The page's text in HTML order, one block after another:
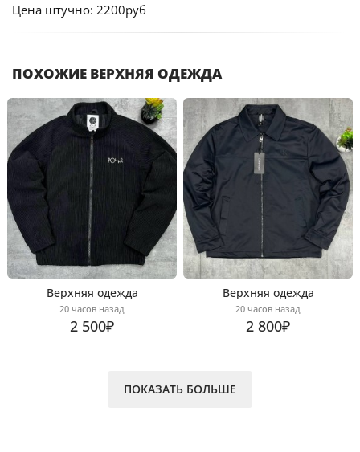
Цена штучно: 2200руб
ПОХОЖИЕ ВЕРХНЯЯ ОДЕЖДА
Верхняя одежда
20 часов назад
2 500₽
Верхняя одежда
20 часов назад
2 800₽
ПОКАЗАТЬ БОЛЬШЕ